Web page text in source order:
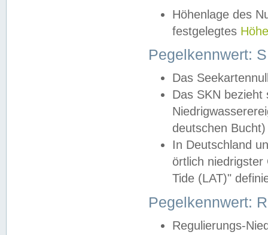
Höhenlage des
festgelegtes
Pegelkennwert:
Das
Das SKN
deutschen
In Deutschland
örtlich
Tide (LAT)"
Pegelkennwert:
Regulierungs-